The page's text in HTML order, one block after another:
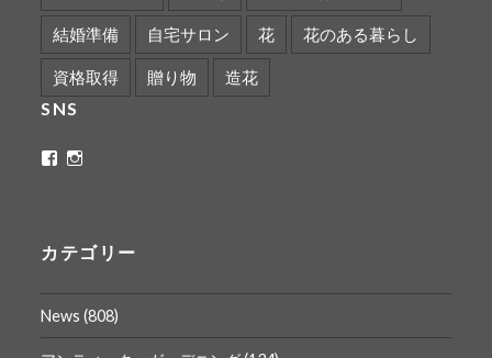
結婚準備 自宅サロン 花 花のある暮らし
資格取得 贈り物 造花
SNS
ritaflower.calligraphy
ロ
フ
ー
ル
を
Facebook
ロ
フ
ー
ル
を
Instagram
カテゴリー
News (808)